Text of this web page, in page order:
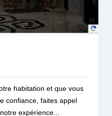
habitation et que vous
confiance, faites appel
expérience...